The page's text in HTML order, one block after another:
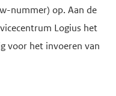
nummer) op. Aan de
Logius het
voor het invoeren van